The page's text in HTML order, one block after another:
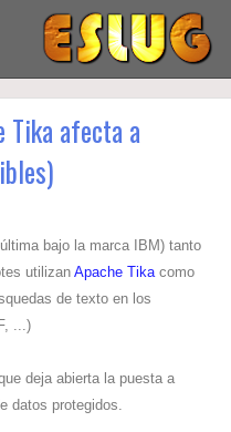
Tika afecta a
bajo la marca IBM) tanto
utilizan Apache Tikacomo
de texto en los
...)
deja abierta la puesta a
datos protegidos.